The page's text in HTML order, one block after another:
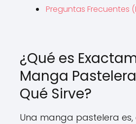
Preguntas Frecuentes
¿Qué es
Manga
Qué Sirve?
Una manga pastelera es,